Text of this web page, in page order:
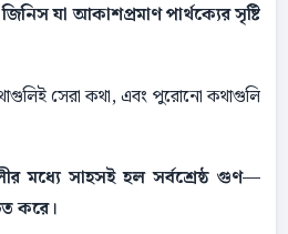
যা আকাশপ্রমাণ পার্থক্যের সৃষ্টি
সেরা কথা, এবং পুরােনাে কথাগুলি
মধ্যে সাহসই হল সর্বশ্রেষ্ঠ গুণ—
করে।